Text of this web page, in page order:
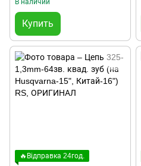
В наличии
Купить
🔥Відправка 24год.